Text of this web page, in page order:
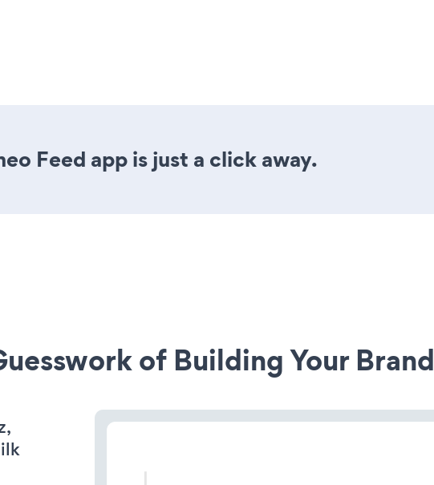
Feed app is just a click away.
of Building Your Brand